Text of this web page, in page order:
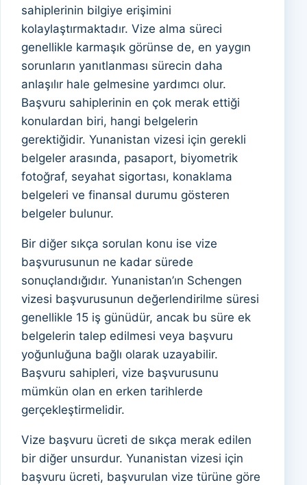
sahiplerinin bilgiye erişimini
kolaylaştırmaktadır. Vize alma süreci
genellikle karmaşık görünse de, en yaygın
sorunların yanıtlanması sürecin daha
anlaşılır hale gelmesine yardımcı olur.
Başvuru sahiplerinin en çok merak ettiği
konulardan biri, hangi belgelerin
gerektiğidir. Yunanistan vizesi için gerekli
belgeler arasında, pasaport, biyometrik
fotoğraf, seyahat sigortası, konaklama
belgeleri ve finansal durumu gösteren
belgeler bulunur.
Bir diğer sıkça sorulan konu ise vize
başvurusunun ne kadar sürede
sonuçlandığıdır. Yunanistan’ın Schengen
vizesi başvurusunun değerlendirilme süresi
genellikle 15 iş günüdür, ancak bu süre ek
belgelerin talep edilmesi veya başvuru
yoğunluğuna bağlı olarak uzayabilir.
Başvuru sahipleri, vize başvurusunu
mümkün olan en erken tarihlerde
gerçekleştirmelidir.
Vize başvuru ücreti de sıkça merak edilen
bir diğer unsurdur. Yunanistan vizesi için
başvuru ücreti, başvurulan vize türüne göre